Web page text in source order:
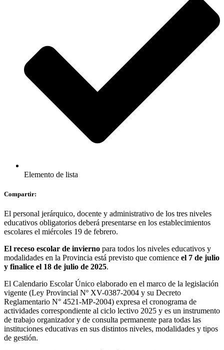
Elemento de lista
Compartir:
El personal jerárquico, docente y administrativo de los tres niveles
educativos obligatorios deberá presentarse en los establecimientos
escolares el miércoles 19 de febrero.
El receso escolar de invierno para todos los niveles educativos y
modalidades en la Provincia está previsto que comience el 7 de julio
y finalice el 18 de julio de 2025.
El Calendario Escolar Único elaborado en el marco de la legislación
vigente (Ley Provincial Nº XV-0387-2004 y su Decreto
Reglamentario N° 4521-MP-2004) expresa el cronograma de
actividades correspondiente al ciclo lectivo 2025 y es un instrumento
de trabajo organizador y de consulta permanente para todas las
instituciones educativas en sus distintos niveles, modalidades y tipos
de gestión.